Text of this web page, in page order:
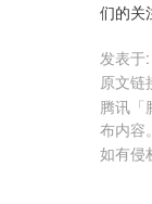
们的关
发表于:
原文链
腾讯「
布内容。
如有侵